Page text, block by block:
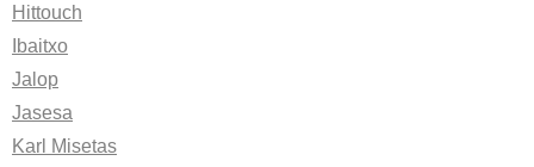
Hittouch
Ibaitxo
Jalop
Jasesa
Karl Misetas